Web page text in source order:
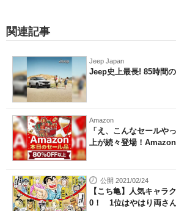
関連記事
Jeep Japan
Jeep史上最長! 85時間
Amazon
「え、こんなセールや
上が続々登場！
公開 2021/02/24
【こち亀】人気キャラ
0！ 1位はやはり両さ